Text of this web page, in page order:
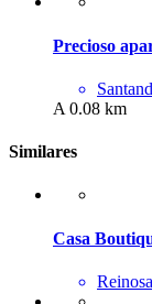
Precioso
A 0.08 km
Similares
Casa
Reinosa